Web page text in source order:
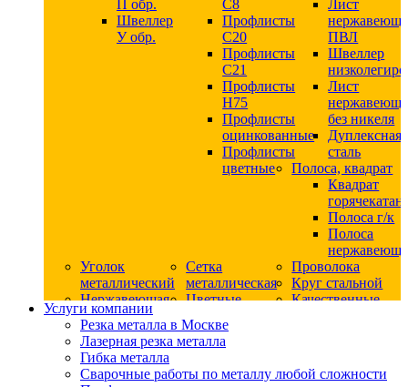
П обр.
Швеллер
У обр.
С8
Профлисты
С20
Профлисты
C21
Профлисты
Н75
Профлисты
оцинкованные
Профлисты
цветные
Лист
ПВЛ
Швеллер
Лист
без никеля
Дуплексная
сталь
Полоса, квадрат
Квадрат
Полоса г/к
Полоса
Уголок
металлический
Сетка
металлическая
Проволока
Круг стальной
Нержавеющая
сталь
Квадрат
нержавеющий
никельсодержащий
Круг
Цветные
Шестигранник
дюралевый
дюралевый
Качественные
Услуги компании
Резка металла в Москве
Лазерная резка металла
Гибка металла
Сварочные работы по металлу любой сложности